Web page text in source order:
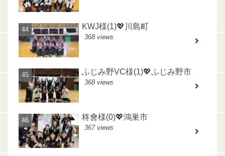
KWJ様(1)💖川島町
368 views
ふじみ野VC様(1)💖ふじみ野市
368 views
柊會様(0)💖鴻巣市
367 views